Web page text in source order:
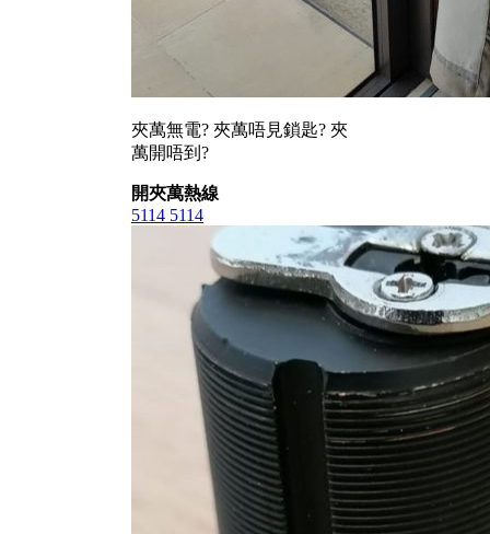
夾萬無電? 夾萬唔見鎖匙? 夾
萬開唔到?
開夾萬熱線
5114 5114